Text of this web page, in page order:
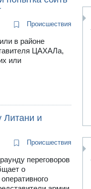
Происшествия
в районе
ЦАХАЛа,
или
Литани и
Происшествия
переговоров
о